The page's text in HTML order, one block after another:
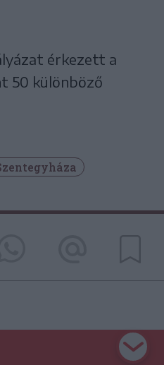
érkezett a
50 különböző